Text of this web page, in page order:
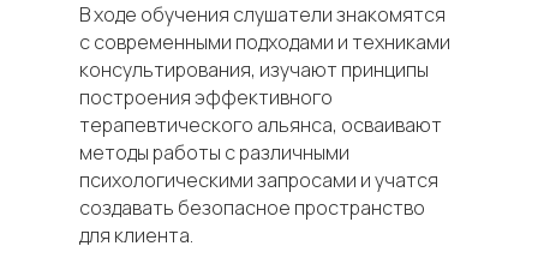
В ходе обучения слушатели знакомятся
с современными подходами и техниками
консультирования, изучают принципы
построения эффективного
терапевтического альянса, осваивают
методы работы с различными
психологическими запросами и учатся
создавать безопасное пространство
для клиента.